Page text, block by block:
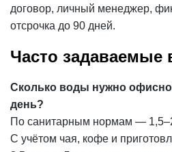
договор, личный менеджер,
отсрочка до 90 дней.
Часто задаваемые
Сколько воды нужно
день?
По санитарным нормам —
С учётом чая, кофе и